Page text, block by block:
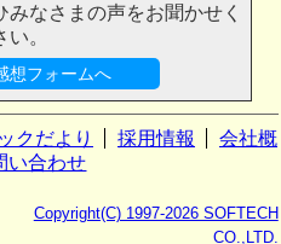
なさまの声をお聞かせく
い。
想フォームへ
クだより 採用情報
会社概
い合わせ
Copyright(C) 1997-2026 SOFTECH
CO.,LTD.